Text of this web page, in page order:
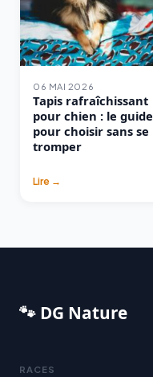
06 MAI 2026
Tapis rafraîchissant
pour chien : le guide
pour choisir sans se
tromper
Lire →
🐾 DG Nature
RACES